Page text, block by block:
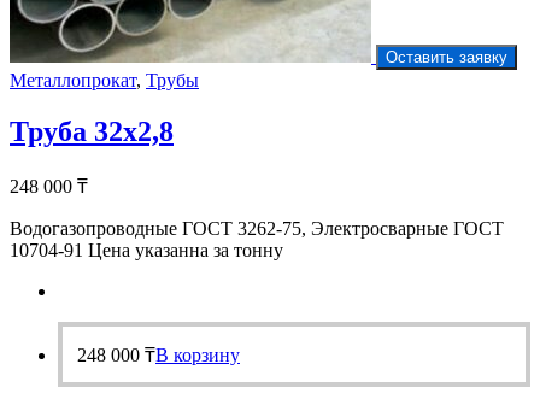
Оставить заявку
Металлопрокат, Трубы
Труба 32х2,8
248 000 ₸
Водогазопроводные ГОСТ 3262-75, Электросварные ГОСТ
10704-91 Цена указанна за тонну
248 000 ₸В корзину